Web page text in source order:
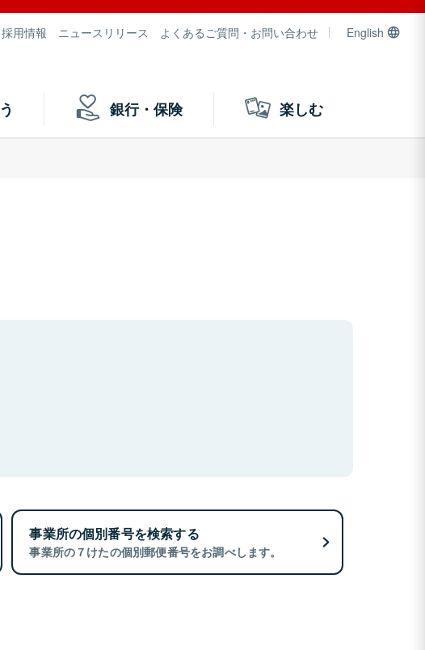
採用情報 ニュースリリース よくあるご質問・お問い合わせ English
銀行・保険 楽しむ
事業所の個別番号を検索する
事業所の７けたの個別郵便番号をお調べします。